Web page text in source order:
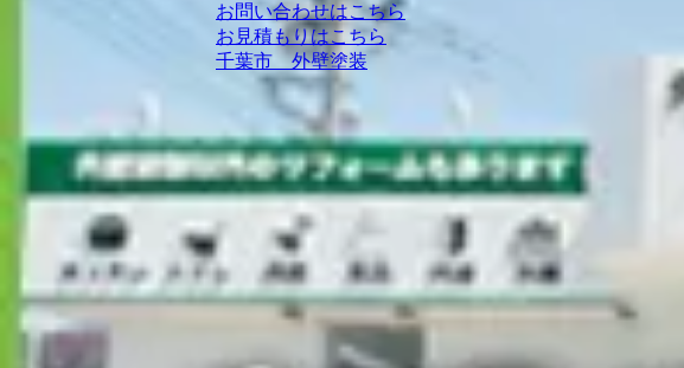
お問い合わせはこちら
お見積もりはこちら
千葉市 外壁塗装